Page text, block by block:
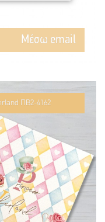
Mέσω email
ΠΒ2-4162